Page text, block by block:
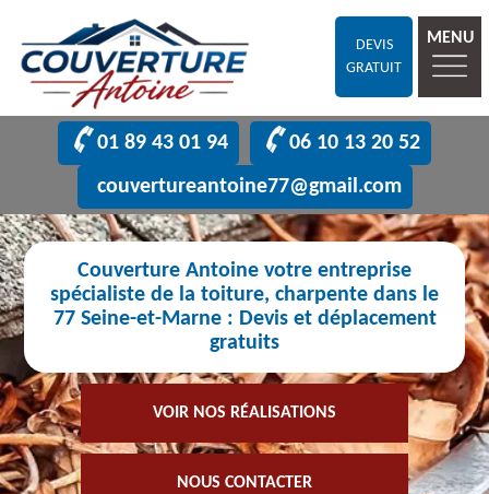
DEVIS
GRATUIT
MENU
01 89 43 01 94
06 10 13 20 52
couvertureantoine77@gmail.com
Couverture Antoine votre entreprise
spécialiste de la toiture, charpente dans le
77 Seine-et-Marne : Devis et déplacement
gratuits
VOIR NOS RÉALISATIONS
NOUS CONTACTER